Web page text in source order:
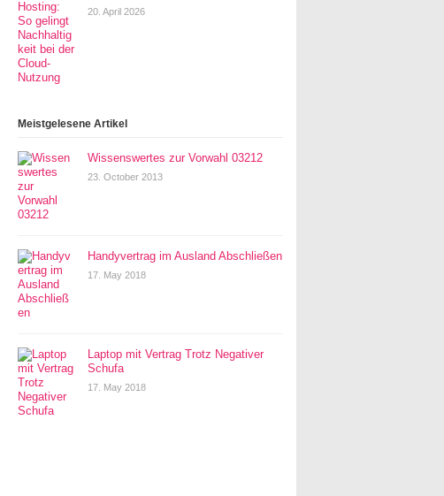
20. April 2026
Meistgelesene Artikel
Wissenswertes zur Vorwahl 03212
23. October 2013
Handyvertrag im Ausland Abschließen
17. May 2018
Laptop mit Vertrag Trotz Negativer
Schufa
17. May 2018